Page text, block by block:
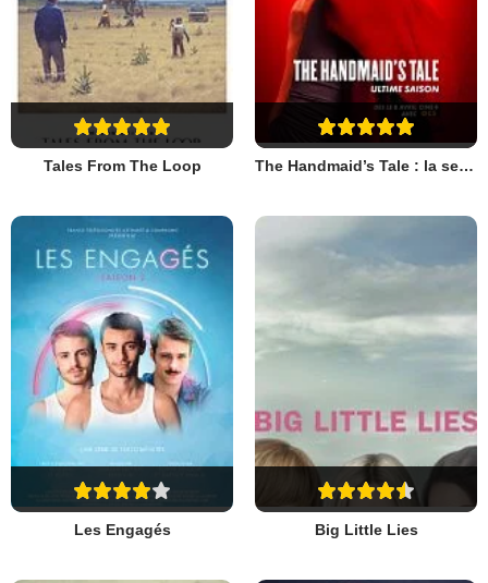
Tales From The Loop The Handmaid’s Tale : la servante écarlate
Les Engagés Big Little Lies